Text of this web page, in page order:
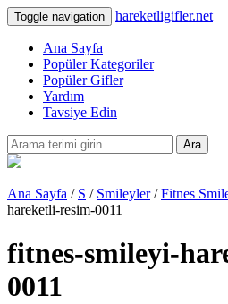
Toggle navigation hareketligifler.net
Ana Sayfa
Popüler Kategoriler
Popüler Gifler
Yardım
Tavsiye Edin
Ara
Ana Sayfa / S / Smileyler/Fitnes
hareketli-resim-0011
fitnes-smileyi-
0011